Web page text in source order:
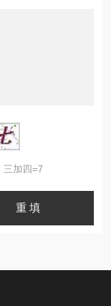
三加四=7